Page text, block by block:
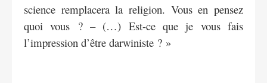
science remplacera la religion. Vous en pensez
quoi vous ? – (…) Est-ce que je vous fais
l’impression d’être darwiniste ? »